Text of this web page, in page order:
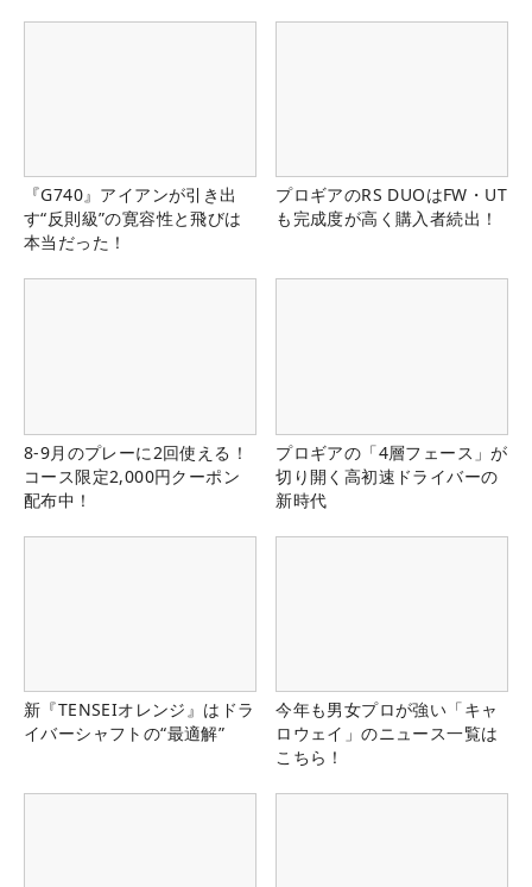
『G740』アイアンが引き出
す“反則級”の寛容性と飛びは
本当だった！
プロギアのRS DUOはFW・UT
も完成度が高く購入者続出！
8-9月のプレーに2回使える！
コース限定2,000円クーポン
配布中！
プロギアの「4層フェース」が
切り開く高初速ドライバーの
新時代
新『TENSEIオレンジ』はドラ
イバーシャフトの“最適解”
今年も男女プロが強い「キャ
ロウェイ」のニュース一覧は
こちら！